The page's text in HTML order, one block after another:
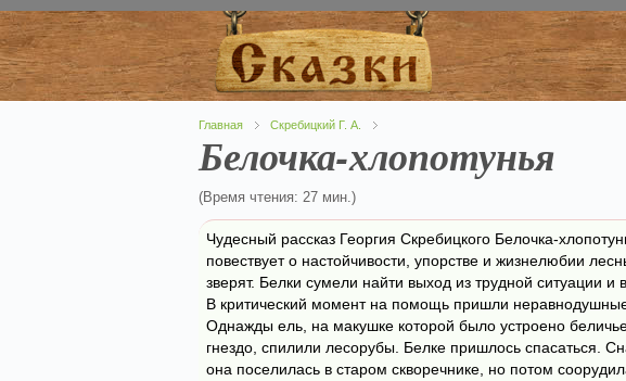
Главная Скребицкий Г. А.
Белочка-хлопотунья
(Время чтения: 27 мин.)
Чудесный рассказ Георгия Скребицкого Белочка-
повествует о настойчивости, упорстве и жизнелюбии
зверят. Белки сумели найти выход из трудной ситуации и
В критический момент на помощь пришли
Однажды ель, на макушке которой было устроено
гнездо, спилили лесорубы. Белке пришлось спасаться.
она поселилась в старом скворечнике, но потом